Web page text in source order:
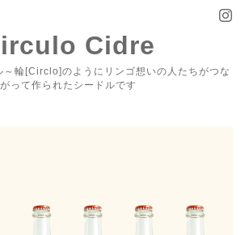
Cidre
～輪[Circlo]のようにリンゴ想いの人たちがつな
がって作られたシードルです